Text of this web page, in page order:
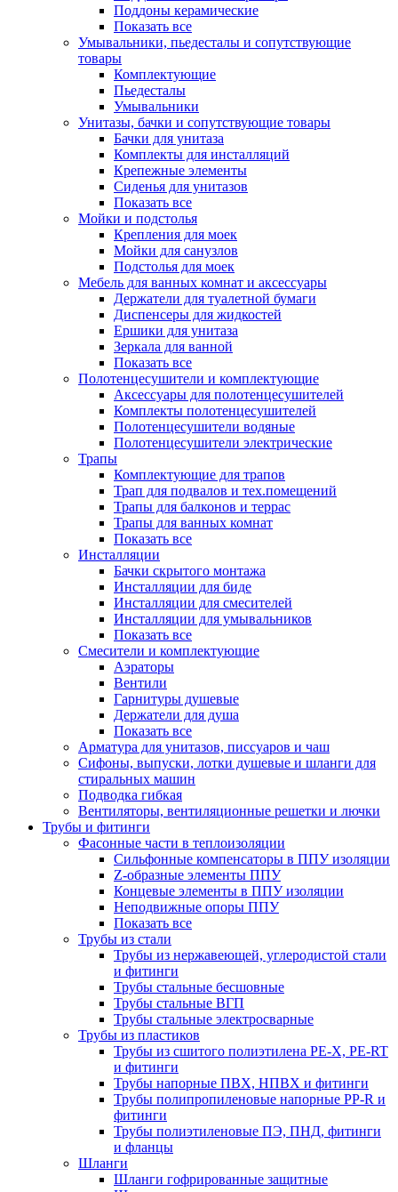
Поддоны керамические
Показать все
Умывальники, пьедесталы и сопутствующие
товары
Комплектующие
Пьедесталы
Умывальники
Унитазы, бачки и сопутствующие товары
Бачки для унитаза
Комплекты для инсталляций
Крепежные элементы
Сиденья для унитазов
Показать все
Мойки и подстолья
Крепления для моек
Мойки для санузлов
Подстолья для моек
Мебель для ванных комнат и аксессуары
Держатели для туалетной бумаги
Диспенсеры для жидкостей
Ершики для унитаза
Зеркала для ванной
Показать все
Полотенцесушители и комплектующие
Аксессуары для полотенцесушителей
Комплекты полотенцесушителей
Полотенцесушители водяные
Полотенцесушители электрические
Трапы
Комплектующие для трапов
Трап для подвалов и тех.помещений
Трапы для балконов и террас
Трапы для ванных комнат
Показать все
Инсталляции
Бачки скрытого монтажа
Инсталляции для биде
Инсталляции для смесителей
Инсталляции для умывальников
Показать все
Смесители и комплектующие
Аэраторы
Вентили
Гарнитуры душевые
Держатели для душа
Показать все
Арматура для унитазов, писсуаров и чаш
Сифоны, выпуски, лотки душевые и шланги для
стиральных машин
Подводка гибкая
Вентиляторы, вентиляционные решетки и лючки
Трубы и фитинги
Фасонные части в теплоизоляции
Cильфонные компенсаторы в ППУ изоляции
Z-образные элементы ППУ
Концевые элементы в ППУ изоляции
Неподвижные опоры ППУ
Показать все
Трубы из стали
Трубы из нержавеющей, углеродистой стали
и фитинги
Трубы стальные бесшовные
Трубы стальные ВГП
Трубы стальные электросварные
Трубы из пластиков
Трубы из сшитого полиэтилена PE-X, PE-RT
и фитинги
Трубы напорные ПВХ, НПВХ и фитинги
Трубы полипропиленовые напорные PP-R и
фитинги
Трубы полиэтиленовые ПЭ, ПНД, фитинги
и фланцы
Шланги
Шланги гофрированные защитные